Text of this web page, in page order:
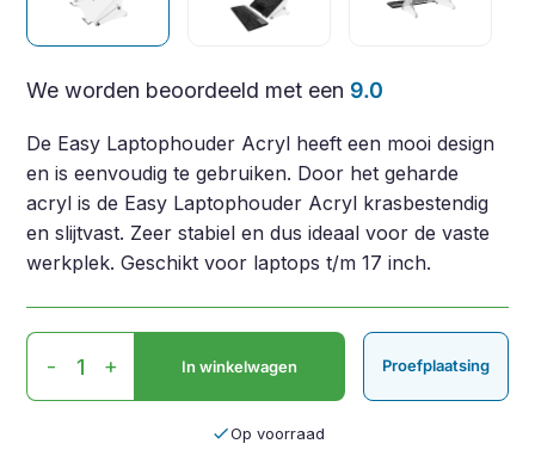
We worden beoordeeld met een 9.0
De Easy Laptophouder Acryl heeft een mooi design
en is eenvoudig te gebruiken. Door het geharde
acryl is de Easy Laptophouder Acryl krasbestendig
en slijtvast. Zeer stabiel en dus ideaal voor de vaste
werkplek. Geschikt voor laptops t/m 17 inch.
Easy
Laptophouder
Acryl
- + In winkelwagen Proefplaatsing
doneOp voorraad